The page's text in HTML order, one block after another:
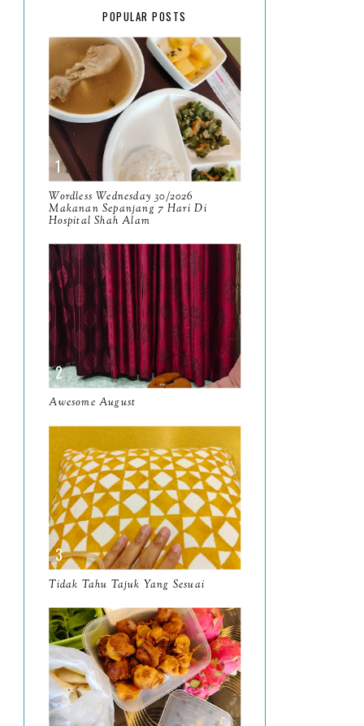
2025134
December15
November
October 13
September
August8
July 14
June 10
May 9
April 9
March11
February
January
2024130
December19
November12
October
September13
August9
July12
June
POPULAR POSTS
Wordless Wednesday 30/2026
Makanan Sepanjang 7 Hari Di
Hospital Shah Alam
Awesome August
Tidak Tahu Tajuk Yang Sesuai